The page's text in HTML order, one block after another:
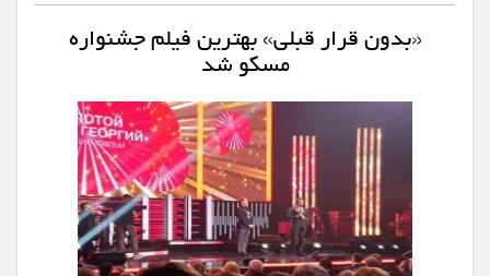
«بدون قرار قبلی» بهترین فیلم جشنواره
مسکو شد